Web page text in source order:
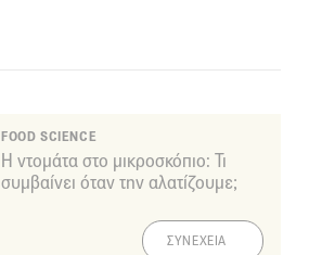
FOOD SCIENCE
Η ντομάτα στο μικροσκόπιο: Τι
συμβαίνει όταν την αλατίζουμε;
ΣΥΝΕΧΕΙΑ